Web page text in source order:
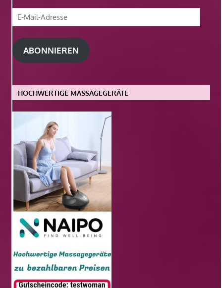
E-
Mail-
Adresse
ABONNIEREN
HOCHWERTIGE MASSAGEGERÄTE